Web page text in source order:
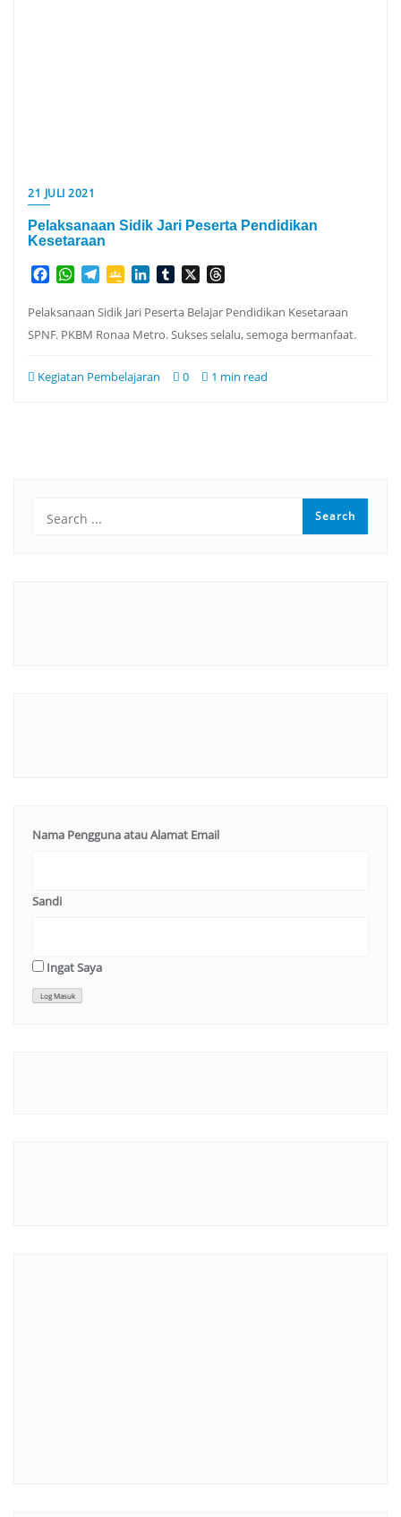
21 JULI 2021
Pelaksanaan Sidik Jari Peserta Pendidikan
Kesetaraan
Facebook
WhatsApp
Telegram
GoogleLinkedInTumblr
X
Pelaksanaan Sidik Jari Peserta Belajar Pendidikan Kesetaraan
SPNF. PKBM Ronaa Metro. Sukses selalu, semoga bermanfaat.
Kegiatan Pembelajaran 0 1 min read
Nama Pengguna atau Alamat Email
Sandi
Ingat Saya